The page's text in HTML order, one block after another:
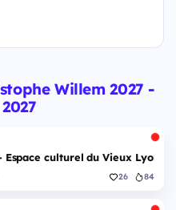
Willem 2027 -
Espace culturel du Vieux Lyon -
26 84